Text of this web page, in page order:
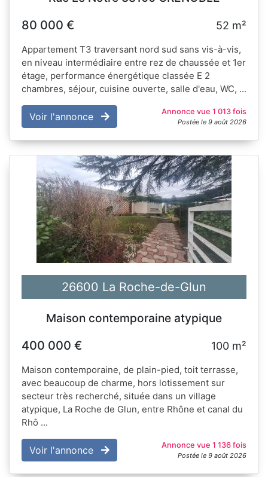
80 000 €
52 m²
Appartement T3 traversant nord sud sans vis-à-vis,
en niveau intermédiaire entre rez de chaussée et 1er
étage, performance énergétique classée E 2
chambres, séjour, cuisine ouverte, salle d'eau, WC, ...
Voir l'annonce Annonce vue 1 013 fois
Postée le 9 août 2026
26600 La Roche-de-Glun
Maison contemporaine atypique
400 000 €
100 m²
Maison contemporaine, de plain-pied, toit terrasse,
avec beaucoup de charme, hors lotissement sur
secteur très recherché, située dans un village
atypique, La Roche de Glun, entre Rhône et canal du
Rhô ...
Voir l'annonce Annonce vue 1 136 fois
Postée le 9 août 2026